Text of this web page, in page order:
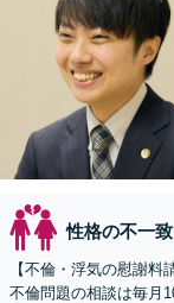
性格の不一
【不倫・浮気の慰謝料
不倫問題の相談は毎月